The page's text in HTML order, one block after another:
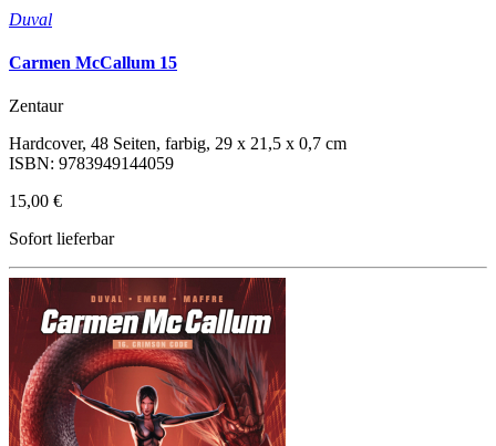
Duval
Carmen McCallum 15
Zentaur
Hardcover, 48 Seiten, farbig, 29 x 21,5 x 0,7 cm
ISBN: 9783949144059
15,00 €
Sofort lieferbar